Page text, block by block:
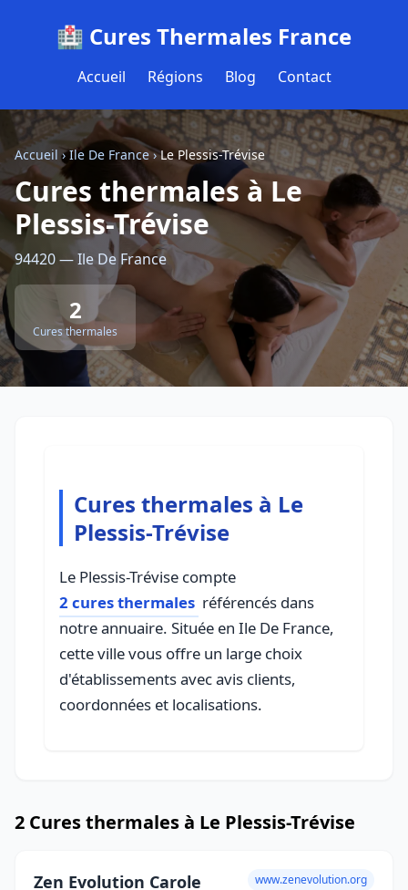
🏥 Cures Thermales France
Accueil Régions Blog Contact
Accueil ›Ile De France›Le Plessis-Trévise
Cures thermales à Le
Plessis-Trévise
94420 — Ile De France
2
Cures thermales
Cures thermales à Le
Plessis-Trévise
Le Plessis-Trévise compte
2 cures thermales référencés dans
notre annuaire. Située en Ile De France,
cette ville vous offre un large choix
d'établissements avec avis clients,
coordonnées et localisations.
2 Cures thermales à Le Plessis-Trévise
Zen Evolution Carole www.zenevolution.org